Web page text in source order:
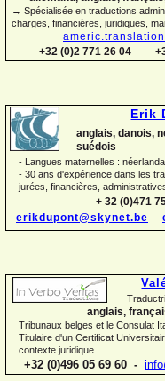
→ Spécialisée en traductions
charges, financières, juridiques,
+32 (0)2 771 26 04
Erik
anglais, danois,
suédois
- Langues maternelles :
- 30 ans d'expérience dans les
jurées, financières,
+ 32 (0)471
erikdupont@skynet.be –
anglais,
Tribunaux belges et le Consulat
Titulaire d'un Certificat
contexte juridique
+32 (0)496 05 69 60 -